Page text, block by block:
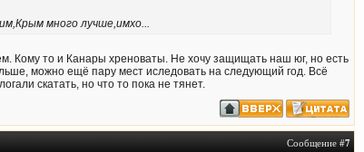
много лучше,имхо...
Кому то и Канары хреноваты. Не хочу защищать наш юг, но есть
можно ещё пару мест иследовать на следующий год. Всё
скатать, но что то пока не тянет.
Сообщение #7